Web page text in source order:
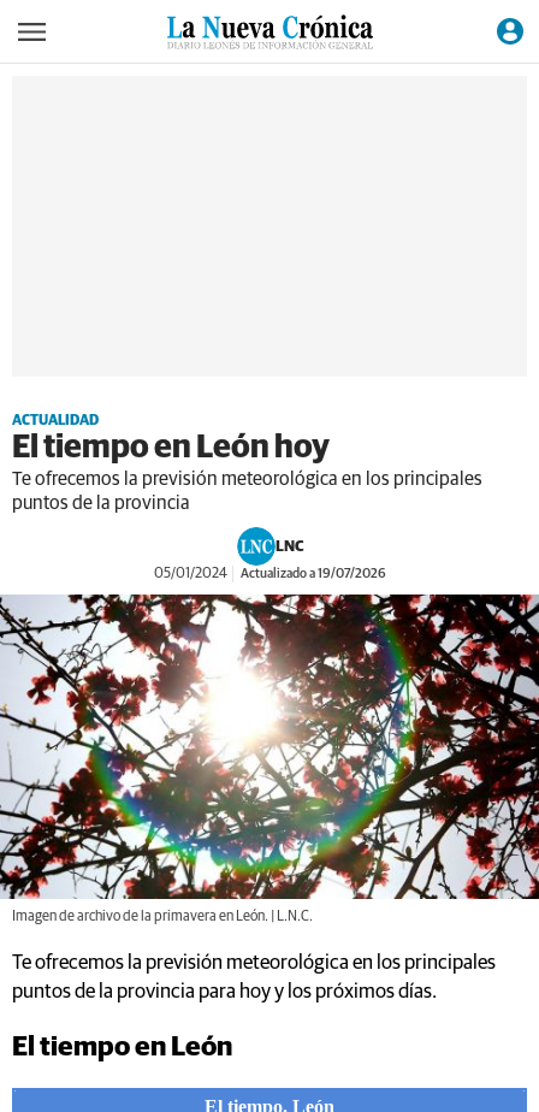
ACTUALIDAD
El tiempo en León hoy
Te ofrecemos la previsión meteorológica en los principales
puntos de la provincia
LNC
05/01/2024 Actualizado a 19/07/2026
Imagen de archivo de la primavera en León. | L.N.C.
Te ofrecemos la previsión meteorológica en los principales
puntos de la provincia para hoy y los próximos días.
El tiempo en León